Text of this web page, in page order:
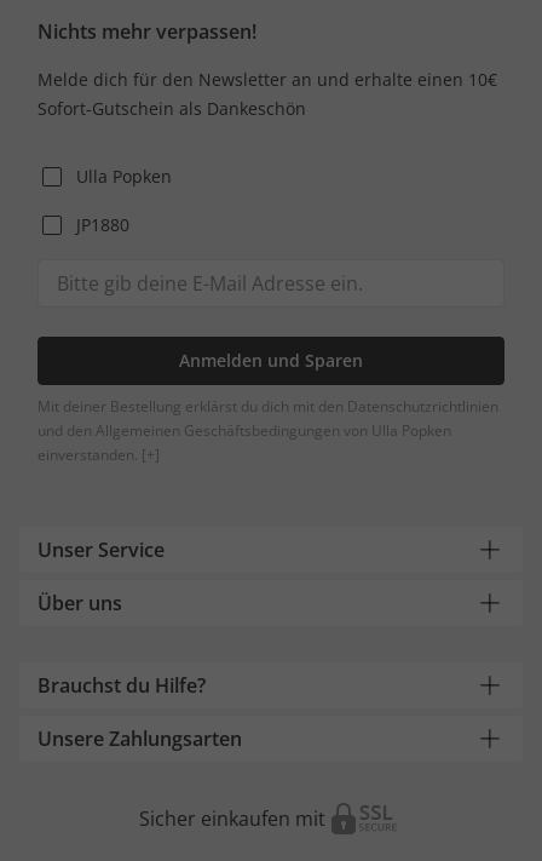
Nichts mehr verpassen!
Melde dich für den Newsletter an und erhalte einen 10€
Sofort-Gutschein als Dankeschön
Ulla Popken
JP1880
Anmelden und Sparen
Mit deiner Bestellung erklärst du dich mit den Datenschutzrichtlinien
und den Allgemeinen Geschäftsbedingungen von Ulla Popken
einverstanden. [+]
Unser Service
Über uns
Brauchst du Hilfe?
Unsere Zahlungsarten
Sicher einkaufen mit